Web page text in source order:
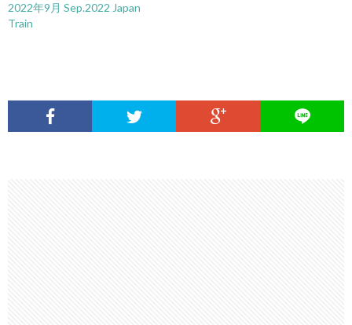
2022年9月 Sep.2022 Japan
Train